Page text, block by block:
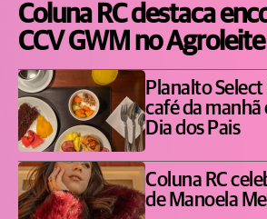
Coluna RC destaca
CCV GWM no
Planalto
café da manhã
Dia dos Pais
Coluna RC
de Manoela